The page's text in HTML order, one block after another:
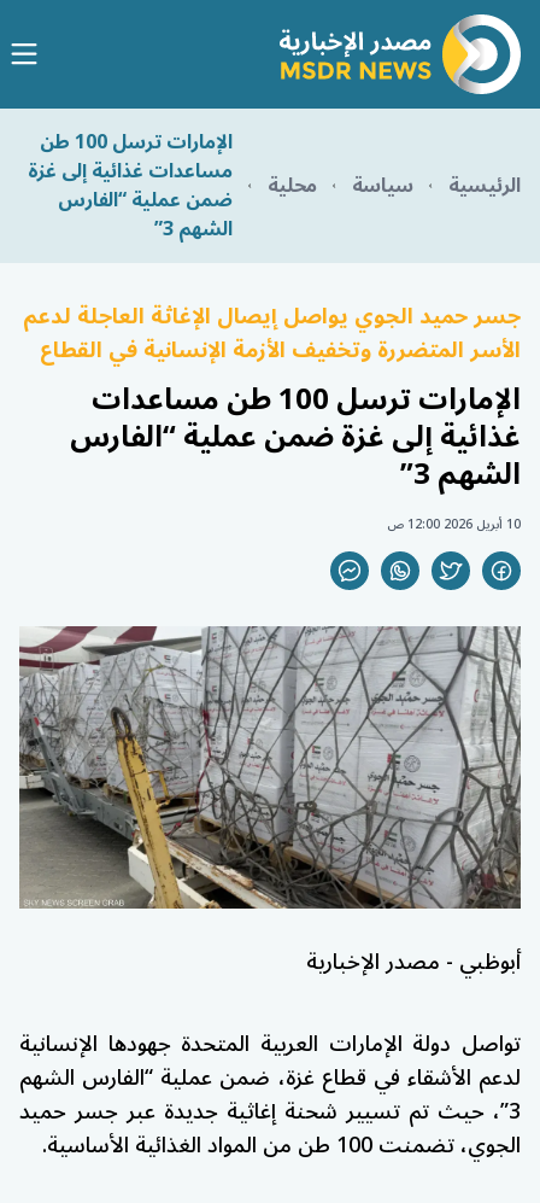
الرئيسية سياسة محلية
الإمارات ترسل 100 طن
مساعدات غذائية إلى غزة
ضمن عملية “الفارس
الشهم 3”
جسر حميد الجوي يواصل إيصال الإغاثة العاجلة لدعم
الأسر المتضررة وتخفيف الأزمة الإنسانية في القطاع
الإمارات ترسل 100 طن مساعدات
غذائية إلى غزة ضمن عملية “الفارس
الشهم 3”
10 أبريل 2026 12:00 ص
أبوظبي - مصدر الإخبارية
تواصل دولة الإمارات العربية المتحدة جهودها الإنسانية
لدعم الأشقاء في قطاع غزة، ضمن عملية “الفارس الشهم
3”، حيث تم تسيير شحنة إغاثية جديدة عبر جسر حميد
الجوي، تضمنت 100 طن من المواد الغذائية الأساسية.